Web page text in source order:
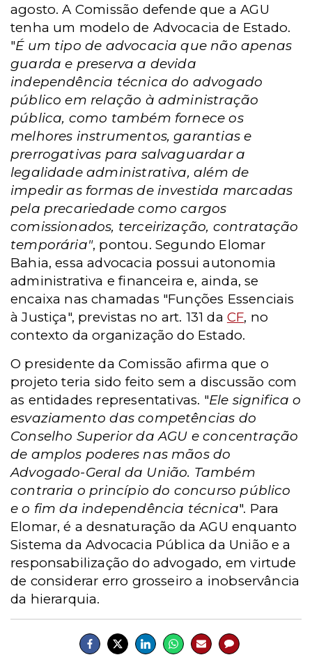
agosto. A Comissão defende que a AGU
tenha um modelo de Advocacia de Estado.
"É um tipo de advocacia que não apenas
guarda e preserva a devida
independência técnica do advogado
público em relação à administração
pública, como também fornece os
melhores instrumentos, garantias e
prerrogativas para salvaguardar a
legalidade administrativa, além de
impedir as formas de investida marcadas
pela precariedade como cargos
comissionados, terceirização, contratação
temporária", pontou. Segundo Elomar
Bahia, essa advocacia possui autonomia
administrativa e financeira e, ainda, se
encaixa nas chamadas "Funções Essenciais
à Justiça", previstas no art. 131 da CF, no
contexto da organização do Estado.
O presidente da Comissão afirma que o
projeto teria sido feito sem a discussão com
as entidades representativas. "Ele significa o
esvaziamento das competências do
Conselho Superior da AGU e concentração
de amplos poderes nas mãos do
Advogado-Geral da União. Também
contraria o princípio do concurso público
e o fim da independência técnica". Para
Elomar, é a desnaturação da AGU enquanto
Sistema da Advocacia Pública da União e a
responsabilização do advogado, em virtude
de considerar erro grosseiro a inobservância
da hierarquia.